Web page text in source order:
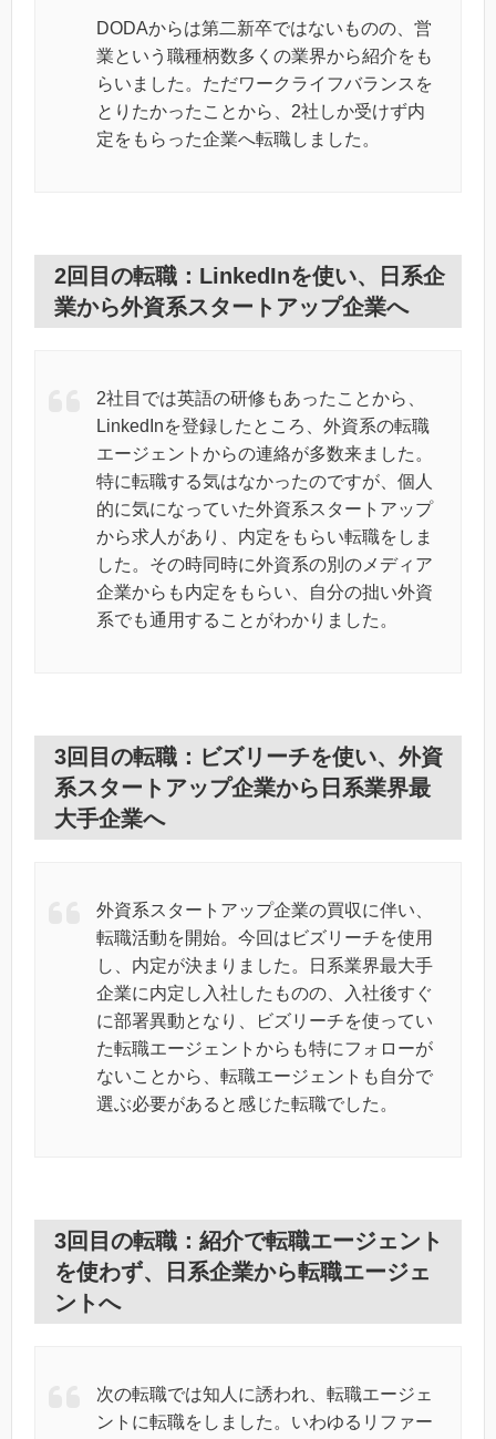
DODAからは第二新卒ではないものの、営
業という職種柄数多くの業界から紹介をも
らいました。ただワークライフバランスを
とりたかったことから、2社しか受けず内
定をもらった企業へ転職しました。
2回目の転職：LinkedInを使い、日系企
業から外資系スタートアップ企業へ
2社目では英語の研修もあったことから、
LinkedInを登録したところ、外資系の転職
エージェントからの連絡が多数来ました。
特に転職する気はなかったのですが、個人
的に気になっていた外資系スタートアップ
から求人があり、内定をもらい転職をしま
した。その時同時に外資系の別のメディア
企業からも内定をもらい、自分の拙い外資
系でも通用することがわかりました。
3回目の転職：ビズリーチを使い、外資
系スタートアップ企業から日系業界最
大手企業へ
外資系スタートアップ企業の買収に伴い、
転職活動を開始。今回はビズリーチを使用
し、内定が決まりました。日系業界最大手
企業に内定し入社したものの、入社後すぐ
に部署異動となり、ビズリーチを使ってい
た転職エージェントからも特にフォローが
ないことから、転職エージェントも自分で
選ぶ必要があると感じた転職でした。
3回目の転職：紹介で転職エージェント
を使わず、日系企業から転職エージェ
ントへ
次の転職では知人に誘われ、転職エージェ
ントに転職をしました。いわゆるリファー